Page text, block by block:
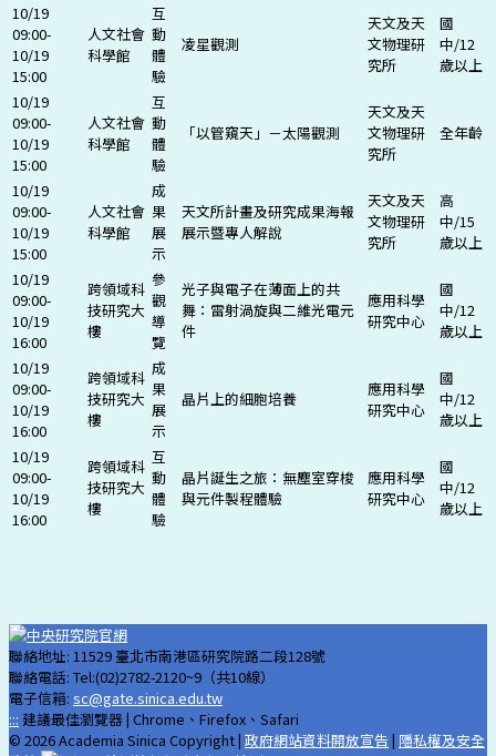
10/19
09:00-
10/19
15:00
人文社會
科學館
互
動
體
驗
凌星觀測
天文及天
文物理研
究所
國
中/12
歲以上
10/19
09:00-
10/19
15:00
人文社會
科學館
互
動
體
驗
「以管窺天」－太陽觀測
天文及天
文物理研
究所
全年齡
10/19
09:00-
10/19
15:00
人文社會
科學館
成
果
展
示
天文所計畫及研究成果海報
展示暨專人解說
天文及天
文物理研
究所
高
中/15
歲以上
10/19
09:00-
10/19
16:00
跨領域科
技研究大
樓
參
觀
導
覽
光子與電子在薄面上的共
舞：雷射渦旋與二維光電元
件
應用科學
研究中心
國
中/12
歲以上
10/19
09:00-
10/19
16:00
跨領域科
技研究大
樓
成
果
展
示
晶片上的細胞培養
應用科學
研究中心
國
中/12
歲以上
10/19
09:00-
10/19
16:00
跨領域科
技研究大
樓
互
動
體
驗
晶片誕生之旅：無塵室穿梭
與元件製程體驗
應用科學
研究中心
國
中/12
歲以上
聯絡地址: 11529 臺北市南港區研究院路二段128號
聯絡電話: Tel:(02)2782-2120~9（共10線）
電子信箱: sc@gate.sinica.edu.tw
::: 建議最佳瀏覽器 | Chrome、Firefox、Safari
© 2026 Academia Sinica Copyright | 政府網站資料開放宣告 | 隱私權及安全